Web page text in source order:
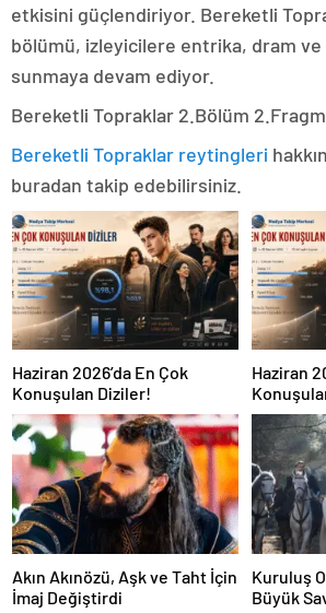
etkisini güçlendiriyor. Bereketli
bölümü, izleyicilere entrika, dram
sunmaya devam ediyor.
Bereketli Topraklar 2.Bölüm
Bereketli Topraklar reytingleri
buradan takip edebilirsiniz.
Haziran 2026’da En Çok
Konuşulan Diziler!
Haziran
Akın Akınözü, Aşk ve Taht İçin
İmaj Değiştirdi
Kuruluş
Büyük